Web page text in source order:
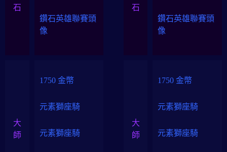
石
鑽石英雄聯賽頭
像
石
鑽石英雄聯賽頭
像
大
師
1750 金幣
元素獅座騎
元素獅座騎
大
師
1750 金幣
元素獅座騎
元素獅座騎